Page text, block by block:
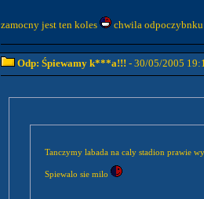
zamocny jest ten koles chwila
Odp: Śpiewamy k***a!!! - 30/05/2005
Tanczymy labada na caly stadion prawie
Spiewalo sie milo